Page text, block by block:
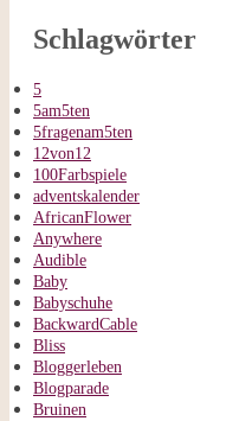
Schlagwörter
5
5am5ten
5fragenam5ten
12von12
100Farbspiele
adventskalender
AfricanFlower
Anywhere
Audible
Baby
Babyschuhe
BackwardCable
Bliss
Bloggerleben
Blogparade
Bruinen